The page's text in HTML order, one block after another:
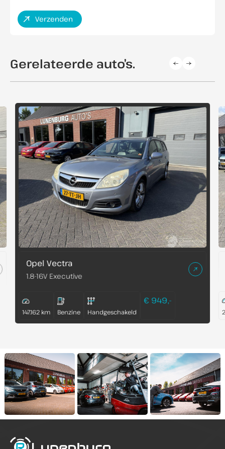
Verzenden
Gerelateerde auto’s.
Opel Vectra
1.8-16V Executive
147.162 km Benzine Handgeschakeld
€ 949,-